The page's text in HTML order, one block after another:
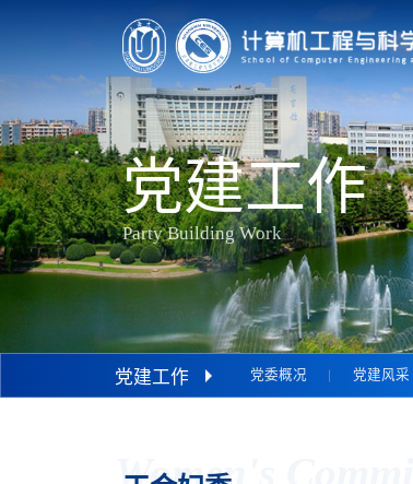
党建工作
Party Building Work
党建工作 党委概况 党建风采
Women's